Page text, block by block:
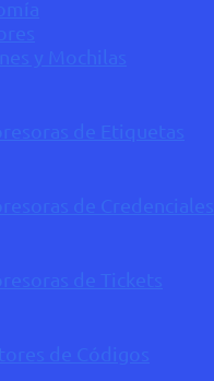
y Mochilas
de Etiquetas
de Credenciales
de Tickets
de Códigos